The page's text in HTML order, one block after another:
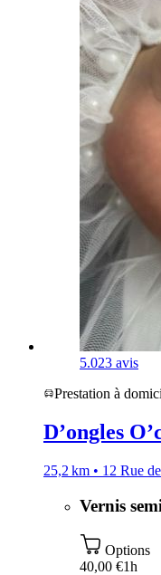
5.023 avis
Prestation à
D’ongles
25,2 km • 12 Rue
Vernis
Options
40,00 €1h